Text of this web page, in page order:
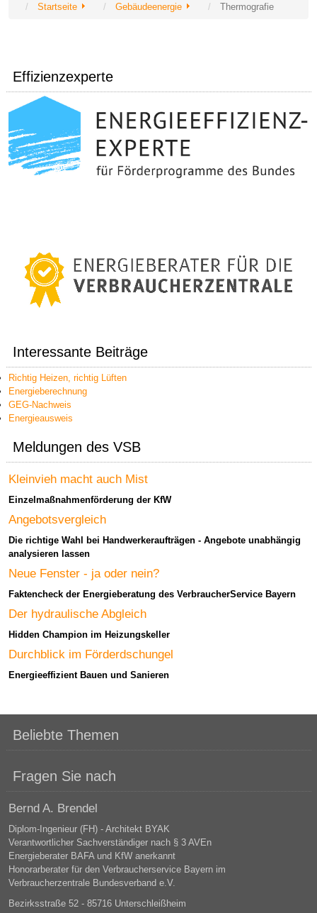
Startseite Gebäudeenergie Thermografie
Effizienzexperte
Interessante Beiträge
Richtig Heizen, richtig Lüften
Energieberechnung
GEG-Nachweis
Energieausweis
Meldungen des VSB
Kleinvieh macht auch Mist
Einzelmaßnahmenförderung der KfW
Angebotsvergleich
Die richtige Wahl bei Handwerkeraufträgen - Angebote unabhängig
analysieren lassen
Neue Fenster - ja oder nein?
Faktencheck der Energieberatung des VerbraucherService Bayern
Der hydraulische Abgleich
Hidden Champion im Heizungskeller
Durchblick im Förderdschungel
Energieeffizient Bauen und Sanieren
Beliebte Themen
Fragen Sie nach
Bernd A. Brendel
Diplom-Ingenieur (FH) - Architekt BYAK
Verantwortlicher Sachverständiger nach § 3 AVEn
Energieberater BAFA und KfW anerkannt
Honorarberater für den Verbraucherservice Bayern im
Verbraucherzentrale Bundesverband e.V.
Bezirksstraße 52 - 85716 Unterschleißheim